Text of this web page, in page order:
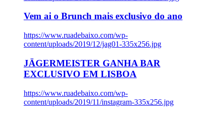
Vem ai o Brunch mais exclusivo do ano
https://www.ruadebaixo.com/wp-
content/uploads/2019/12/jag01-335x256.jpg
JÄGERMEISTER GANHA BAR
EXCLUSIVO EM LISBOA
https://www.ruadebaixo.com/wp-
content/uploads/2019/11/instagram-335x256.jpg